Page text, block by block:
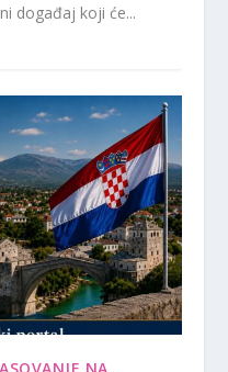
događaj koji će...
NA